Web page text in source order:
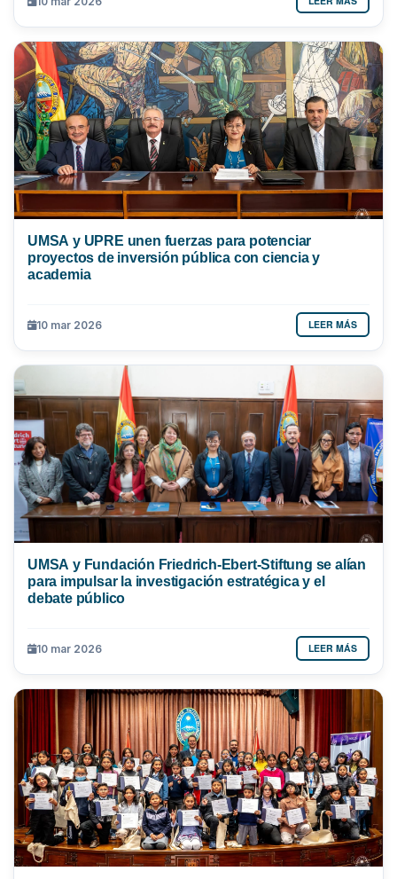
UMSA y UPRE unen fuerzas para potenciar
proyectos de inversión pública con ciencia y
academia
10 mar 2026 LEER MÁS
UMSA y Fundación Friedrich-Ebert-Stiftung se alían
para impulsar la investigación estratégica y el
debate público
10 mar 2026 LEER MÁS